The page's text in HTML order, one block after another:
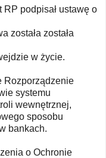
podpisał ustawę o
została została
w życie.
Rozporządzenie
systemu
wewnętrznej,
sposobu
bankach.
o Ochronie